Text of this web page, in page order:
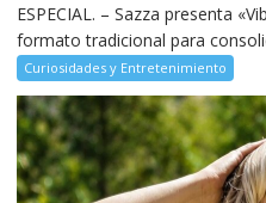
ESPECIAL. – Sazza presenta
formato tradicional para
Curiosidades y Entretenimiento